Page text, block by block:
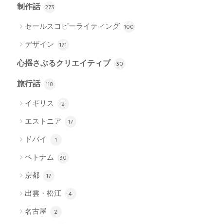
制作話 273
セールスコピーライティング 100
デザイン 171
心揺さぶるクリエイティブ 30
旅行話 118
イギリス 2
エストニア 17
ドバイ 1
ベトナム 30
京都 17
出雲・松江 4
名古屋 2